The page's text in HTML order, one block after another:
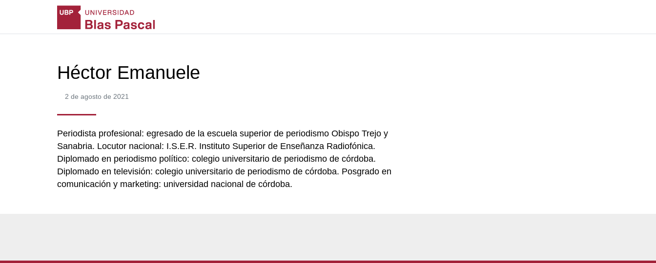
Héctor Emanuele
2 de agosto de 2021
Periodista profesional: egresado de la escuela superior de periodismo Obispo Trejo y
Sanabria. Locutor nacional: I.S.E.R. Instituto Superior de Enseñanza Radiofónica.
Diplomado en periodismo político: colegio universitario de periodismo de córdoba.
Diplomado en televisión: colegio universitario de periodismo de córdoba. Posgrado en
comunicación y marketing: universidad nacional de córdoba.